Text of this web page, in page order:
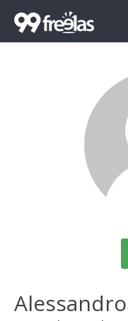
Alessandro